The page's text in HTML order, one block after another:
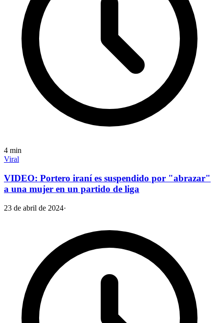
4 min
Viral
VIDEO: Portero iraní es suspendido por "abrazar"
a una mujer en un partido de liga
23 de abril de 2024·